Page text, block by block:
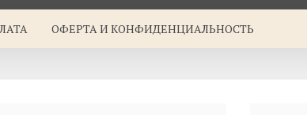
ОФЕРТА И КОНФИДЕНЦИАЛЬНОСТЬ